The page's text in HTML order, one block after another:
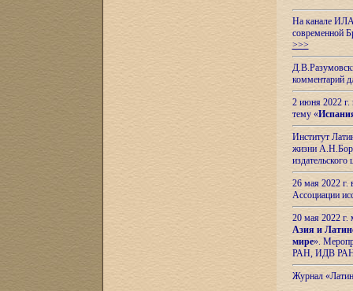
На канале ИЛА
современной
>>>
комментарий
2 июня 2022 г.
тему «
Институт
жизни
26 мая 2022
Ассоциации
20 мая 2022
Азия и
мире».
РАН, ИДВ
Журнал